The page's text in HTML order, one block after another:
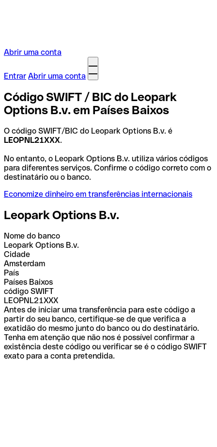
Abrir uma conta
Entrar Abrir uma conta
Código SWIFT / BIC do Leopark
Options B.v. em Países Baixos
O código SWIFT/BIC do Leopark Options B.v. é
LEOPNL21XXX.
No entanto, o Leopark Options B.v. utiliza vários códigos
para diferentes serviços. Confirme o código correto com o
destinatário ou o banco.
Economize dinheiro em transferências internacionais
Leopark Options B.v.
Nome do banco
Leopark Options B.v.
Cidade
Amsterdam
País
Países Baixos
código SWIFT
LEOPNL21XXX
Antes de iniciar uma transferência para este código a
partir do seu banco, certifique-se de que verifica a
exatidão do mesmo junto do banco ou do destinatário.
Tenha em atenção que não nos é possível confirmar a
existência deste código ou verificar se é o código SWIFT
exato para a conta pretendida.